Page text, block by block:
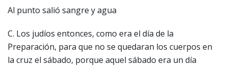
Al punto salió sangre y agua
C. Los judíos entonces, como era el día de la
Preparación, para que no se quedaran los cuerpos en
la cruz el sábado, porque aquel sábado era un día